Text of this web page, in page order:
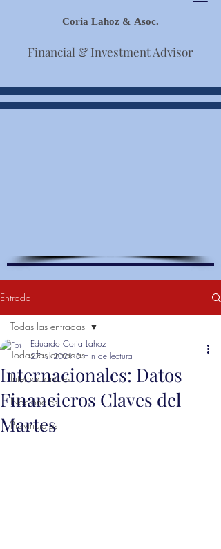
Coria Lahoz & Asoc.
Financial & Investment Advisor
Entrada
Todas las entradas
Internacionales
Nacionales
Provinciales
Todas las entradas
Internacionales: Datos
Financieros Claves del
Martes
Eduardo Coria Lahoz
27 jul 2021 3 min de lectura